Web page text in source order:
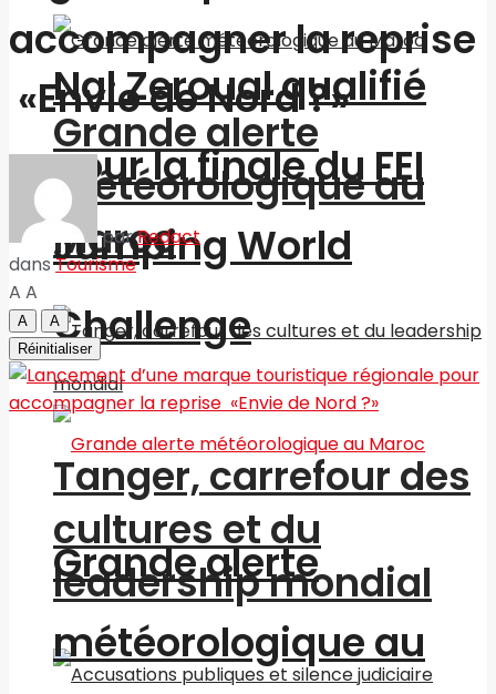
Grande alerte
météorologique au
Maroc
Tanger, carrefour des
cultures et du
leadership mondial
Nal Zeroual qualifié
pour la finale du FEI
Jumping World
Challenge
Grande alerte
météorologique au
accompagner la reprise
«Envie de Nord ?»
parRedact
dans Tourisme
A A
A
A
Réinitialiser